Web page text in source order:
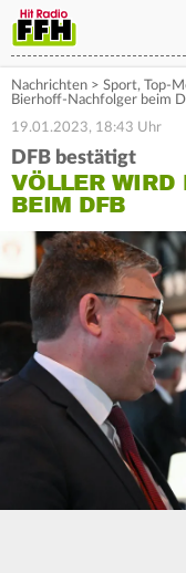
Nachrichten > Sport, Top-
Bierhoff-Nachfolger beim
19.01.2023, 18:43 Uhr
DFB bestätigt
VÖLLER WIRD
BEIM DFB